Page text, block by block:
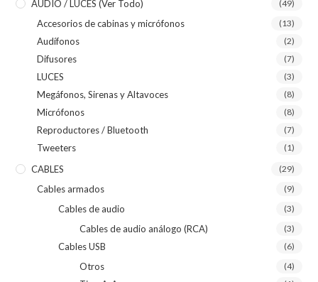
AUDIO / LUCES (ver Todo) (49)
Accesorios de cabinas y micrófonos (13)
Audífonos (2)
Difusores (7)
LUCES (3)
Megáfonos, Sirenas y Altavoces (8)
Micrófonos (8)
Reproductores / Bluetooth (7)
Tweeters (1)
CABLES (29)
Cables armados (9)
Cables de audio (3)
Cables de audio análogo (RCA) (3)
Cables USB (6)
Otros (4)